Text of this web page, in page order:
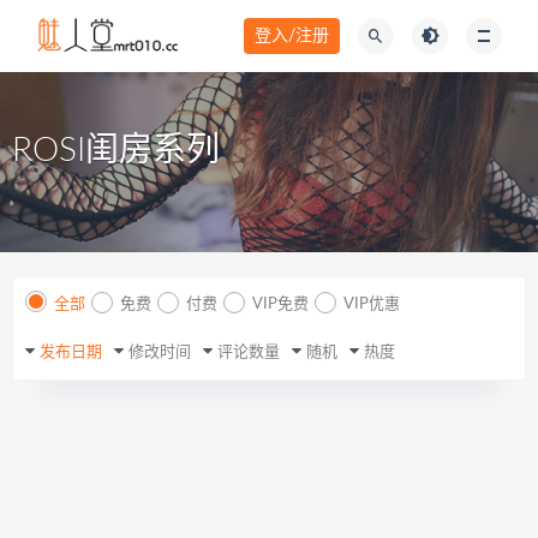
登入/注册
ROSI闺房系列
全部 免费 付费 VIP免费 VIP优惠
发布日期 修改时间 评论数量 随机 热度